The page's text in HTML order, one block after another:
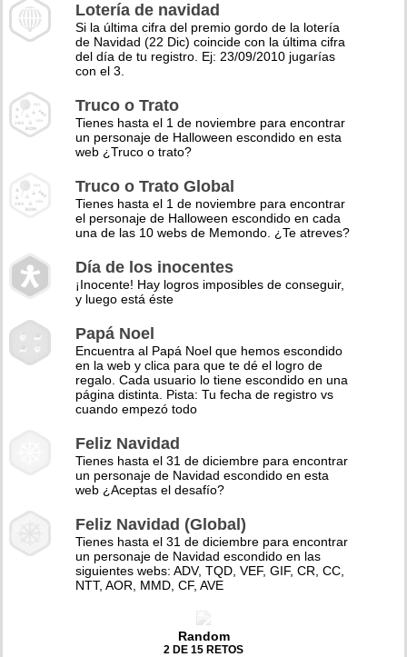
Lotería de navidad
Si la última cifra del premio gordo de la lotería
de Navidad (22 Dic) coincide con la última cifra
del día de tu registro. Ej: 23/09/2010 jugarías
con el 3.
Truco o Trato
Tienes hasta el 1 de noviembre para encontrar
un personaje de Halloween escondido en esta
web ¿Truco o trato?
Truco o Trato Global
Tienes hasta el 1 de noviembre para encontrar
el personaje de Halloween escondido en cada
una de las 10 webs de Memondo. ¿Te atreves?
Día de los inocentes
¡Inocente! Hay logros imposibles de conseguir,
y luego está éste
Papá Noel
Encuentra al Papá Noel que hemos escondido
en la web y clica para que te dé el logro de
regalo. Cada usuario lo tiene escondido en una
página distinta. Pista: Tu fecha de registro vs
cuando empezó todo
Feliz Navidad
Tienes hasta el 31 de diciembre para encontrar
un personaje de Navidad escondido en esta
web ¿Aceptas el desafío?
Feliz Navidad (Global)
Tienes hasta el 31 de diciembre para encontrar
un personaje de Navidad escondido en las
siguientes webs: ADV, TQD, VEF, GIF, CR, CC,
NTT, AOR, MMD, CF, AVE
Random
2 DE 15 RETOS